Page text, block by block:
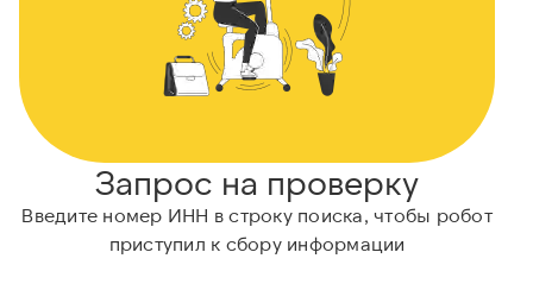
Запрос на проверку
Введите номер ИНН в строку поиска, чтобы робот
приступил к сбору информации